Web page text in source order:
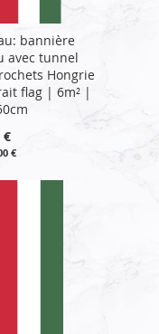
bannière
avec tunnel
Hongrie
flag | 6m² |
€
€